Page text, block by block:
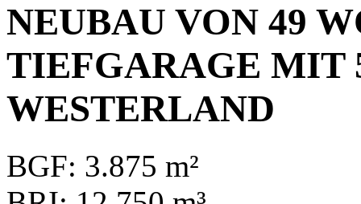
NEUBAU VON 49
TIEFGARAGE MIT
WESTERLAND
BGF: 3.875 m²